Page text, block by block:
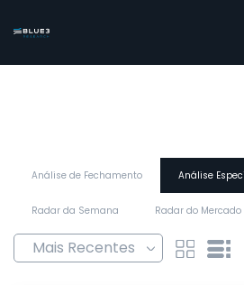
Análise de Fechamento Análise
Radar da Semana Radar do Mercado